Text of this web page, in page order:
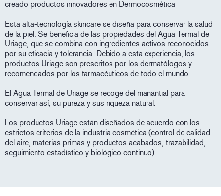
creado productos innovadores en Dermocosmética
Esta alta-tecnología skincare se diseña para conservar la salud
de la piel. Se beneficia de las propiedades del Agua Termal de
Uriage, que se combina con ingredientes activos reconocidos
por su eficacia y tolerancia. Debido a esta experiencia, los
productos Uriage son prescritos por los dermatólogos y
recomendados por los farmacéuticos de todo el mundo.
El Agua Termal de Uriage se recoge del manantial para
conservar así, su pureza y sus riqueza natural.
Los productos Uriage están diseñados de acuerdo con los
estrictos criterios de la industria cosmética (control de calidad
del aire, materias primas y productos acabados, trazabilidad,
seguimiento estadístico y biológico continuo)